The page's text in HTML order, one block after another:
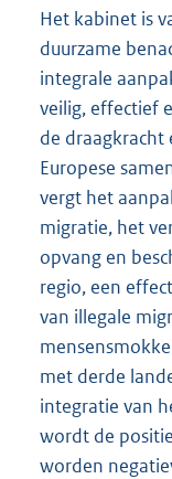
Het kabinet is
duurzame
integrale
veilig, effectief
de draagkracht
Europese
vergt het
migratie, het
opvang en
regio, een
van illegale
met derde
integratie van
wordt de
worden